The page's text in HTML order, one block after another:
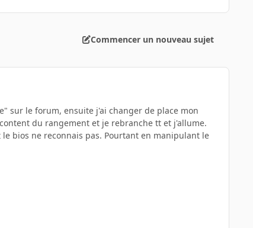
Commencer un nouveau sujet
sur le forum, ensuite j'ai changer de place mon
du rangement et je rebranche tt et j'allume.
bios ne reconnais pas. Pourtant en manipulant le